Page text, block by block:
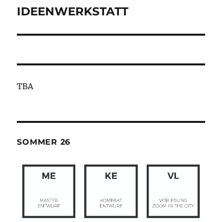
Nächster
IDEENWERKSTATT
TBA
SOMMER 26